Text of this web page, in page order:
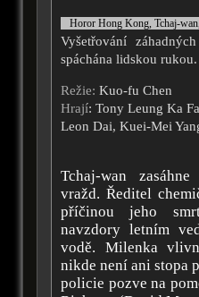
Horor Hong Kong, Tchaj-
Vyšetřování
spáchána lidskou rukou.
Režie: Kuo-fu Chen
Hrají: Tony Leung Ka
Leon Dai, Kuei-Mei
Tchaj-wan
vražd. Ředitel
příčinou jeho
navzdory letním
vodě. Milenka
nikde není ani stopa
policie pozve na